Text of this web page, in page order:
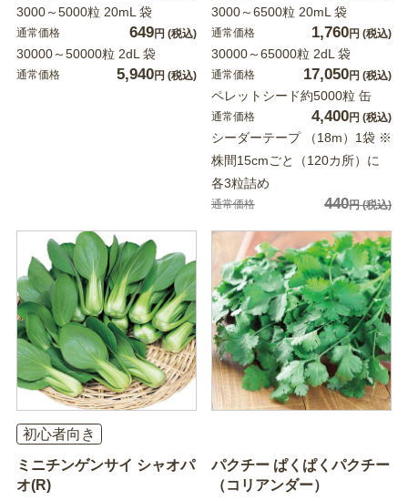
3000～5000粒 20mL 袋
通常価格 649円 (税込)
30000～50000粒 2dL 袋
通常価格 5,940円 (税込)
3000～6500粒 20mL 袋
通常価格 1,760円 (税込)
30000～65000粒 2dL 袋
通常価格 17,050円 (税込)
ペレットシード約5000粒 缶
通常価格 4,400円 (税込)
シーダーテープ （18m）1袋 ※
株間15cmごと（120カ所）に
各3粒詰め
通常価格 440円(税込)
初心者向き
ミニチンゲンサイ シャオパ
オ(R)
パクチー ぱくぱくパクチー
（コリアンダー）